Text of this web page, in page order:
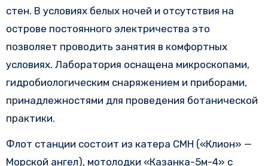
стен. В условиях белых ночей и отсутствия на
острове постоянного электричества это
позволяет проводить занятия в комфортных
условиях. Лаборатория оснащена микроскопами,
гидробиологическим снаряжением и приборами,
принадлежностями для проведения ботанической
практики.
Флот станции состоит из катера СМН («Клион» —
Морской ангел), мотолодки «Казанка-5м-4» с